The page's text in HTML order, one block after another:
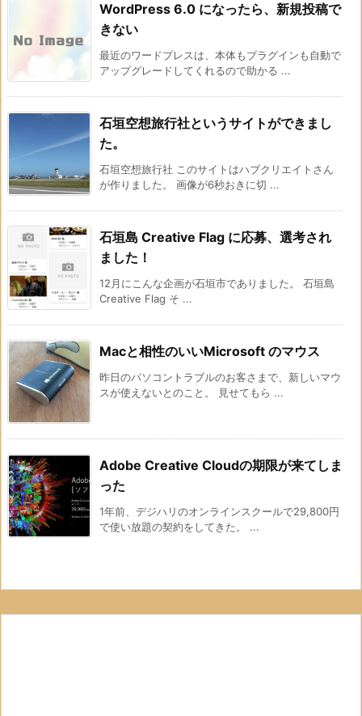
WordPress 6.0 になったら、新規投稿で
きない
最近のワードプレスは、本体もプラグインも自動で
アップグレードしてくれるので助かる ...
石垣空想旅行社というサイトができまし
た。
石垣空想旅行社 このサイトはハブクリエイトさん
が作りました。 画像が6秒おきに切 ...
石垣島 Creative Flag に応募、選考され
ました！
12月にこんな企画が石垣市でありました。 石垣島
Creative Flag そ ...
Macと相性のいいMicrosoft のマウス
昨日のパソコントラブルのお客さまで、新しいマウ
スが使えないとのこと。 見せてもら ...
Adobe Creative Cloudの期限が来てしま
った
1年前、デジハリのオンラインスクールで29,800円
で使い放題の契約をしてきた。 ...